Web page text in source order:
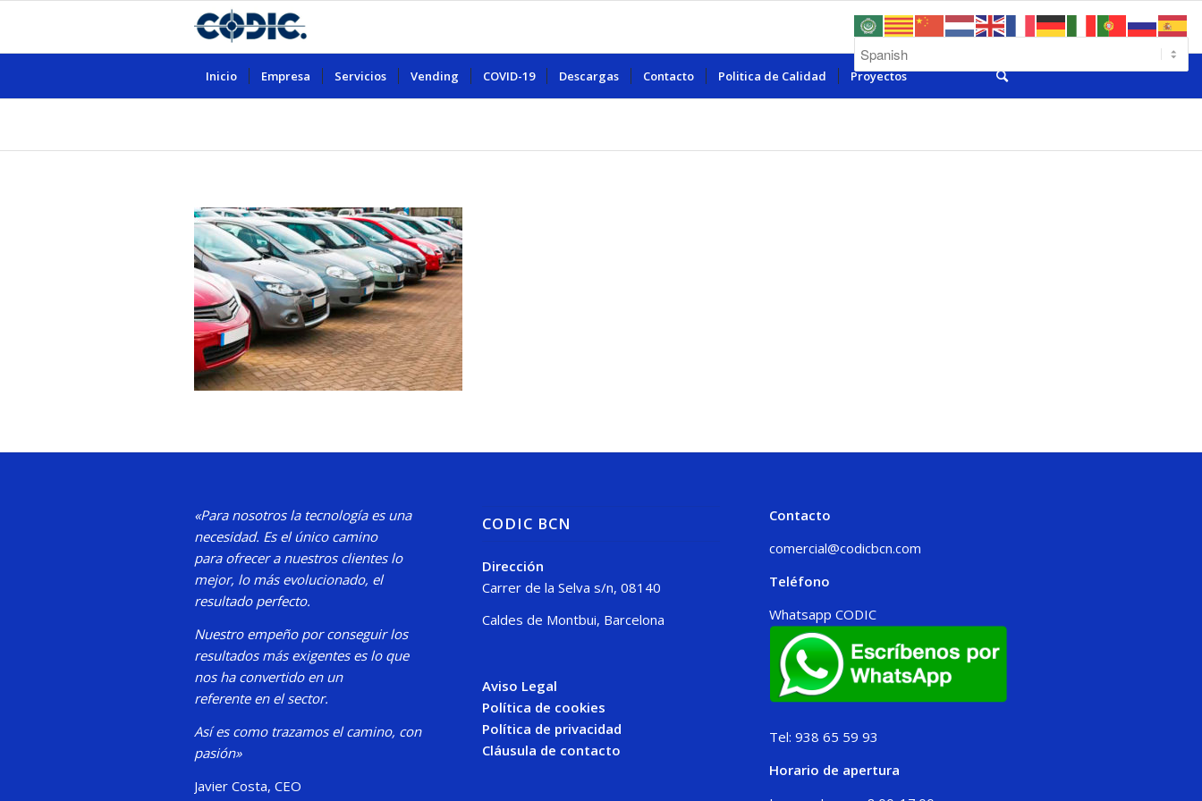
Inicio Empresa Servicios Vending COVID-19 Descargas Contacto Politica de Calidad Proyectos
«Para nosotros la tecnología es una
necesidad. Es el único camino
para ofrecer a nuestros clientes lo
mejor, lo más evolucionado, el
resultado perfecto.
Nuestro empeño por conseguir los
resultados más exigentes es lo que
nos ha convertido en un
referente en el sector.
Así es como trazamos el camino, con
pasión»
Javier Costa, CEO
CODIC BCN
Dirección
Carrer de la Selva s/n, 08140
Caldes de Montbui, Barcelona
Aviso Legal
Política de cookies
Política de privacidad
Cláusula de contacto
Contacto
comercial@codicbcn.com
Teléfono
Whatsapp CODIC
Tel: 938 65 59 93
Horario de apertura